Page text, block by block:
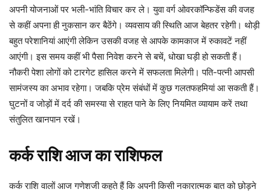
अपनी योजनाओं पर भली-भांति विचार कर ले। युवा वर्ग ओवरकॉन्फिडेंस की वजह
से कहीं अपना ही नुकसान कर बैठेंगे। व्यवसाय की स्थिति आज बेहतर रहेगी। थोड़ी
बहुत परेशानियां आएंगी लेकिन उसकी वजह से आपके कामकाज में रुकावटें नहीं
आएंगी। इस समय कहीं भी पैसा निवेश करने से बचें, धोखा घड़ी हो सकती हैं।
नौकरी पेशा लोगों को टारगेट हासिल करने में सफलता मिलेगी। पति-पत्नी आपसी
सामंजस्य का अभाव रहेगा। जबकि प्रेम संबंधों में कुछ गलतफहमियां आ सकती हैं।
घुटनों व जोड़ों में दर्द की समस्या से राहत पाने के लिए नियमित व्यायाम करें तथा
संतुलित खानपान रखें।
कर्कराशिआजकाराशिफल
कर्क राशि वालों आज गणेशजी कहते हैं कि अपनी किसी नकारात्मक बात को छोड़ने